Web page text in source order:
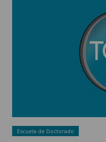
Escuela de Doctorado